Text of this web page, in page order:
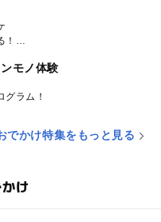
モノ体験
グラム！
でかけ特集をもっと見る
け